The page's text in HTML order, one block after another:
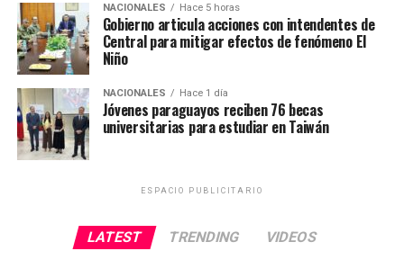
NACIONALES Hace 5 horas
Gobierno articula acciones con intendentes de
Central para mitigar efectos de fenómeno El
Niño
NACIONALES Hace 1 día
Jóvenes paraguayos reciben 76 becas
universitarias para estudiar en Taiwán
ESPACIO PUBLICITARIO
LATEST TRENDING VIDEOS